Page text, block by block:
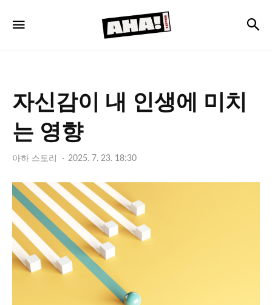
아
하
자신감이 내 인생에 미치
는 영향
아하 스토리 2025. 7. 23. 18:30